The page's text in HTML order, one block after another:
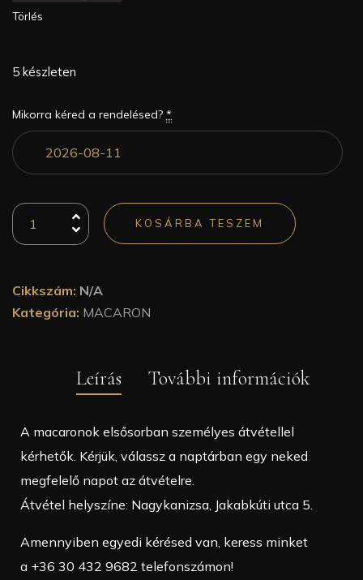
Törlés
5 készleten
Mikorra kéred a rendelésed? *
KOSÁRBA TESZEM
Cikkszám: N/A
Kategória: MACARON
Leírás További információk
A macaronok elsősorban személyes átvétellel
kérhetők. Kérjük, válassz a naptárban egy neked
megfelelő napot az átvételre.
Átvétel helyszíne: Nagykanizsa, Jakabkúti utca 5.
Amennyiben egyedi kérésed van, keress minket
a +36 30 432 9682 telefonszámon!